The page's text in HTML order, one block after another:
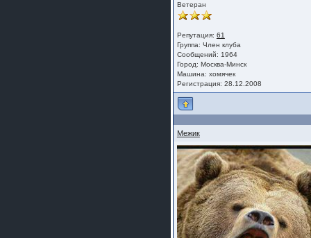
Ветеран
Репутация: 61
Группа: Член клуба
Сообщений: 1964
Город: Москва-Минск
Машина: хомячек
Регистрация: 28.12.2008
Межик